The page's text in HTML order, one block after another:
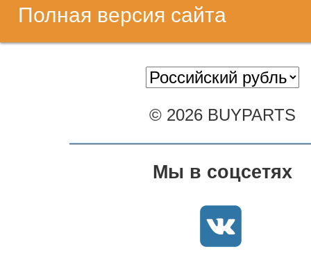
Полная версия сайта
© 2026 BUYPARTS
Мы в соцсетях